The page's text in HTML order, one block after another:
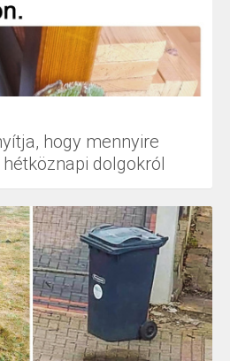
hogy mennyire
dolgokról